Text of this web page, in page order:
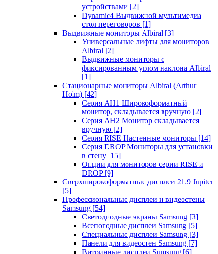
устройствами [2]
Dynamic4 Выдвижной мультимедиа
стол переговоров [1]
Выдвижные мониторы Albiral [3]
Универсальные лифты для мониторов
Albiral [2]
Выдвижные мониторы с
фиксированным углом наклона Albiral
[1]
Стационарные мониторы Albiral (Arthur
Holm) [42]
Серия AH1 Широкоформатный
монитор, складывается вручную [2]
Серия AH2 Монитор складывается
вручную [2]
Серия RISE Настенные мониторы [14]
Серия DROP Мониторы для установки
в стену [15]
Опции для мониторов серии RISE и
DROP [9]
Сверхширокоформатные дисплеи 21:9 Jupiter
[5]
Профессиональные дисплеи и видеостены
Samsung [54]
Светодиодные экраны Samsung [3]
Всепогодные дисплеи Samsung [5]
Специальные дисплеи Samsung [3]
Панели для видеостен Samsung [7]
Витринные дисплеи Sumsung [6]